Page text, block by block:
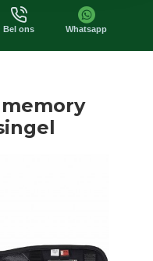
Bel ons Whatsapp